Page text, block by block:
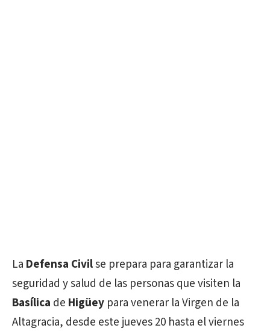
La Defensa Civilse prepara para garantizar la
seguridad y salud de las personas que visiten la
Basílica de Higüey para venerar la Virgen de la
Altagracia, desde este jueves 20 hasta el viernes